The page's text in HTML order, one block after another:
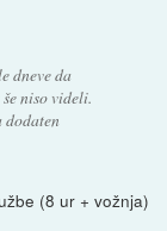
dneve da
niso videli.
dodaten
(8 ur + vožnja)